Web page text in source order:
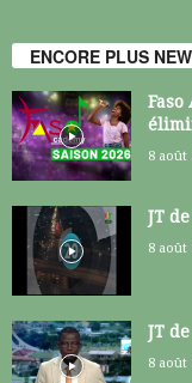
ENCORE PLUS
Faso
8 août
JT
8 août
JT
8 août